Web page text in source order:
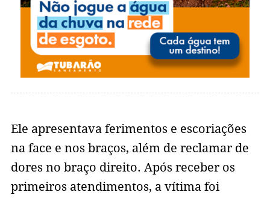
Ele apresentava ferimentos e escoriações
na face e nos braços, além de reclamar de
dores no braço direito. Após receber os
primeiros atendimentos, a vítima foi